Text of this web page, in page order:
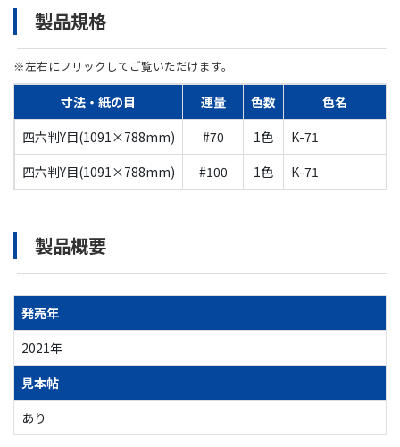
製品規格
※左右にフリックしてご覧いただけます。
寸法・紙の目 連量 色数
色名
四六判Y目(1091×788mm)
#70 1色
K-71
四六判Y目(1091×788mm)
#100 1色 K-71
製品概要
発売年
2021年
見本帖
あり